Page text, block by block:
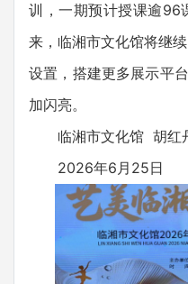
训，一期预计授课逾96
来，临湘市文化馆将继
设置，搭建更多展示平
加闪亮。
临湘市文化馆 胡红
2026年6月25日